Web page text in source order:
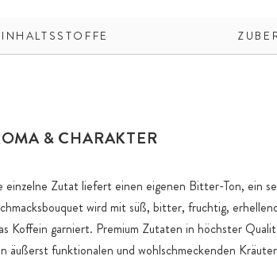
INHALTSSTOFFE
& CHARAKTER
einzelne Zutat liefert einen eigenen Bitter-Ton, ein
wird mit süß, bitter, fruchtig,
Koffein garniert. Premium Zutaten in höchster
äußerst funktionalen und wohlschmeckenden